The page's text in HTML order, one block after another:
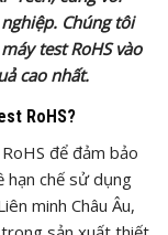
Chúng tôi
test RoHS vào
cao nhất.
RoHS?
để đảm bảo
hạn chế sử dụng
minh Châu Âu,